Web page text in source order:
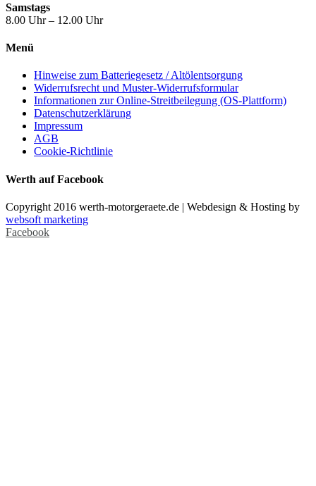
Samstags
8.00 Uhr – 12.00 Uhr
Menü
Hinweise zum Batteriegesetz / Altölentsorgung
Widerrufsrecht und Muster-Widerrufsformular
Informationen zur Online-Streitbeilegung (OS-Plattform)
Datenschutzerklärung
Impressum
AGB
Cookie-Richtlinie
Werth auf Facebook
Copyright 2016 werth-motorgeraete.de | Webdesign & Hosting by
websoft marketing
Facebook